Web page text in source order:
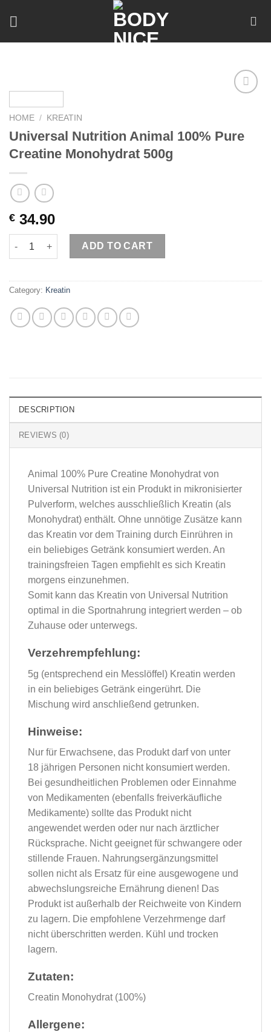
HOME / KREATIN
Universal Nutrition Animal 100% Pure
Creatine Monohydrat 500g
€ 34.90
Universal Nutrition Animal 100% Pure Creatine Monohydrat
ADD TO CART
Category: Kreatin
DESCRIPTION
REVIEWS (0)
Animal 100% Pure Creatine Monohydrat von
Universal Nutrition ist ein Produkt in mikronisierter
Pulverform, welches ausschließlich Kreatin (als
Monohydrat) enthält. Ohne unnötige Zusätze kann
das Kreatin vor dem Training durch Einrühren in
ein beliebiges Getränk konsumiert werden. An
trainingsfreien Tagen empfiehlt es sich Kreatin
morgens einzunehmen.
Somit kann das Kreatin von Universal Nutrition
optimal in die Sportnahrung integriert werden – ob
Zuhause oder unterwegs.
Verzehrempfehlung:
5g (entsprechend ein Messlöffel) Kreatin werden
in ein beliebiges Getränk eingerührt. Die
Mischung wird anschließend getrunken.
Hinweise:
Nur für Erwachsene, das Produkt darf von unter
18 jährigen Personen nicht konsumiert werden.
Bei gesundheitlichen Problemen oder Einnahme
von Medikamenten (ebenfalls freiverkäufliche
Medikamente) sollte das Produkt nicht
angewendet werden oder nur nach ärztlicher
Rücksprache. Nicht geeignet für schwangere oder
stillende Frauen. Nahrungsergänzungsmittel
sollen nicht als Ersatz für eine ausgewogene und
abwechslungsreiche Ernährung dienen! Das
Produkt ist außerhalb der Reichweite von Kindern
zu lagern. Die empfohlene Verzehrmenge darf
nicht überschritten werden. Kühl und trocken
lagern.
Zutaten:
Creatin Monohydrat (100%)
Allergene: